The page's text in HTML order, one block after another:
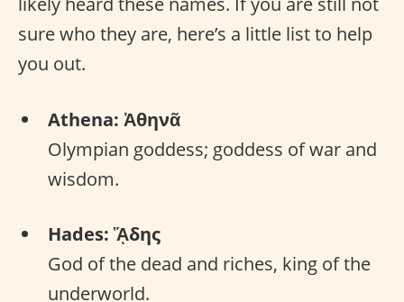
sure who they are, here’s a little list to help
you out.
Athena: Ἀθηνᾶ
Olympian goddess; goddess of war and
wisdom.
Hades: ᾍδης
God of the dead and riches, king of the
underworld.